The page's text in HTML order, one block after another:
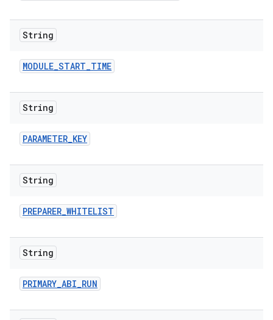
String
MODULE_START_TIME
String
PARAMETER_KEY
String
PREPARER_WHITELIST
String
PRIMARY_ABI_RUN